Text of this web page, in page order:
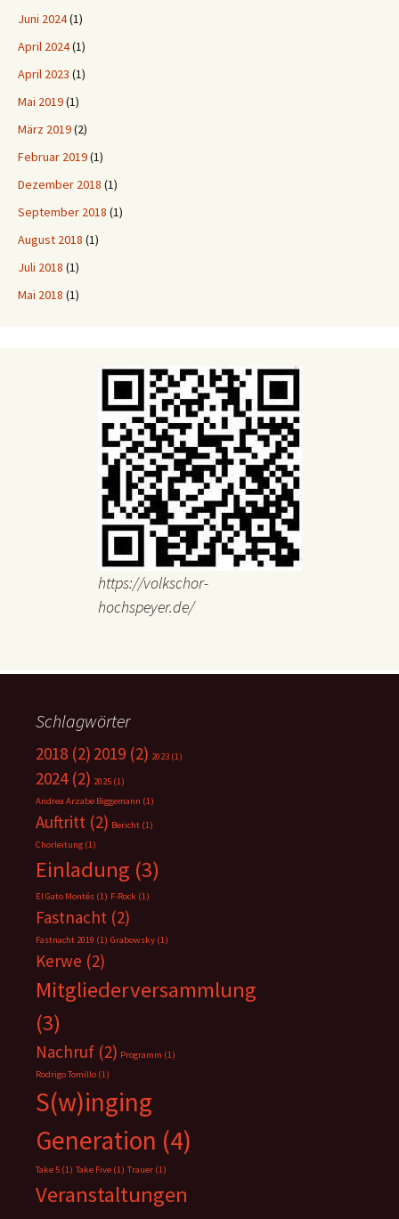
Juni 2024(1)
April 2024(1)
April 2023 (1)
Mai 2019(1)
März 2019(2)
Februar 2019(1)
Dezember 2018 (1)
September 2018 (1)
August 2018 (1)
Juli 2018 (1)
Mai 2018 (1)
https://volkschor-
hochspeyer.de/
Schlagwörter
2018 (2) 2019 (2) 2023 (1)
2024(2) 2025 (1)
Andrea Arzabe Biggemann (1)
Auftritt (2) Bericht (1)
Chorleitung (1)
Einladung (3)
El Gato Montés (1) F-Rock (1)
Fastnacht (2)
Fastnacht 2019 (1) Grabowsky (1)
Kerwe (2)
Mitgliederversammlung
(3)
Nachruf (2) Programm (1)
Rodrigo Tomillo (1)
S(w)inging
Generation (4)
Take 5 (1) Take Five (1) Trauer (1)
Veranstaltungen